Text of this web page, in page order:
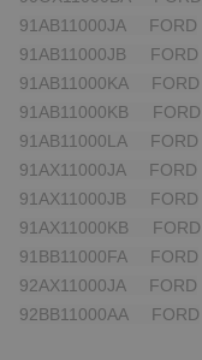
91AB11000JA FORD
91AB11000JB FORD
91AB11000KA FORD
91AB11000KB FORD
91AB11000LA FORD
91AX11000JA FORD
91AX11000JB FORD
91AX11000KB FORD
91BB11000FA FORD
92AX11000JA FORD
92BB11000AA FORD